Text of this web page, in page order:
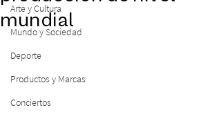
Arte y Cultura
Mundo y Sociedad
Deporte
Productos y Marcas
Conciertos
mundial